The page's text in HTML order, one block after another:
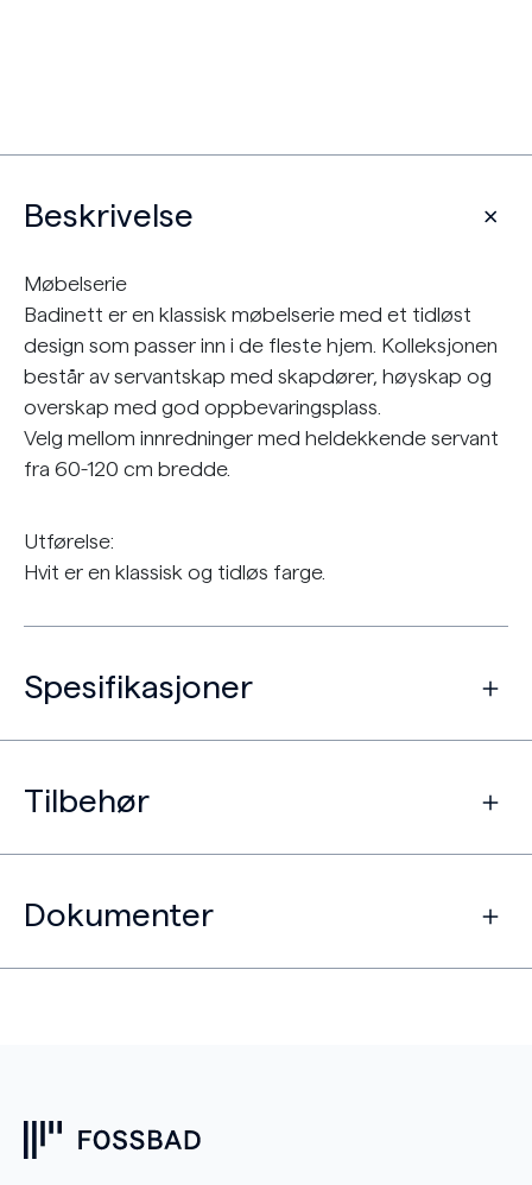
Beskrivelse
Møbelserie
Badinett er en klassisk møbelserie med et tidløst
design som passer inn i de fleste hjem. Kolleksjonen
består av servantskap med skapdører, høyskap og
overskap med god oppbevaringsplass.
Velg mellom innredninger med heldekkende servant
fra 60-120 cm bredde.
Utførelse:
Hvit er en klassisk og tidløs farge.
Spesifikasjoner
Tilbehør
Dokumenter